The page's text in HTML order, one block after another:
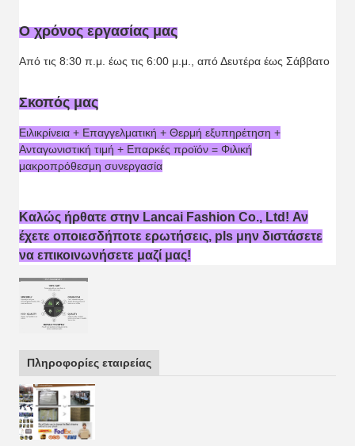
Ο χρόνος εργασίας μας
Από τις 8:30 π.μ. έως τις 6:00 μ.μ., από Δευτέρα έως Σάββατο
Σκοπός μας
Ειλικρίνεια + Επαγγελματική + Θερμή εξυπηρέτηση +
Ανταγωνιστική τιμή + Επαρκές προϊόν = Φιλική
μακροπρόθεσμη συνεργασία
Καλώς ήρθατε στην Lancai Fashion Co., Ltd! Αν
έχετε οποιεσδήποτε ερωτήσεις, pls μην διστάσετε
να επικοινωνήσετε μαζί μας!
Πληροφορίες εταιρείας